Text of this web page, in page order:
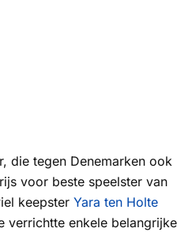
die tegen Denemarken ook
voor beste speelster van
keepster Yara ten Holte
verrichtte enkele belangrijke